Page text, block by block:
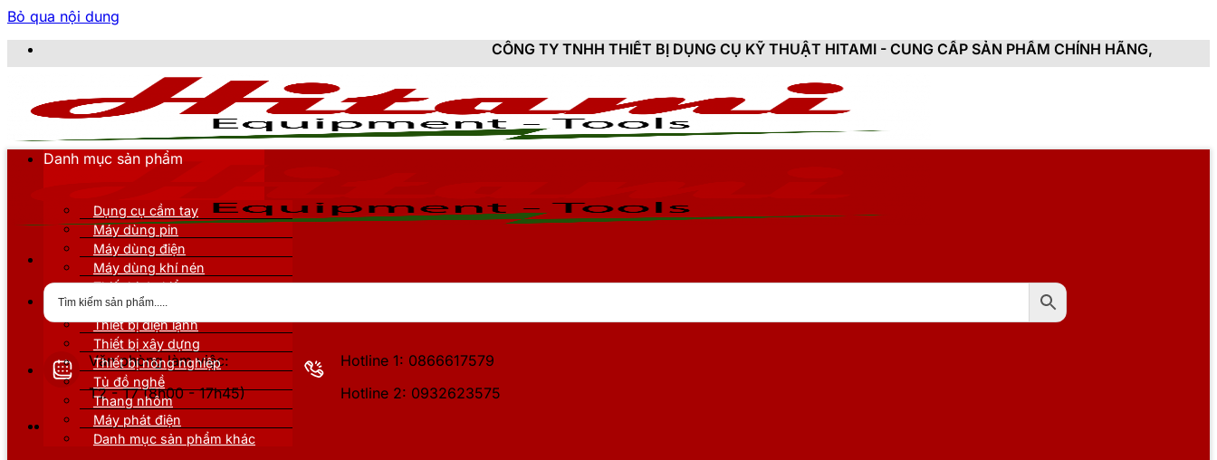
Bỏ qua nội dung
CÔNG TY TNHH THIẾT BỊ DỤNG CỤ KỸ THUẬT HITAMI - CUNG CẤP SẢN PHẨM CHÍNH HÃNG, MỚI 100%, ĐẦY ĐỦ
Văn phòng làm việc:
T2 - T7 (8h00 - 17h45)
Hotline 1: 0866617579
Hotline 2: 0932623575
Danh mục sản phẩm
Dụng cụ cầm tay
Máy dùng pin
Máy dùng điện
Máy dùng khí nén
Thiết bị đo kiểm
Thiết bị nâng đỡ
Thiết bị điện lạnh
Thiết bị xây dựng
Thiết bị nông nghiệp
Tủ đồ nghề
Thang nhôm
Máy phát điện
Danh mục sản phẩm khác